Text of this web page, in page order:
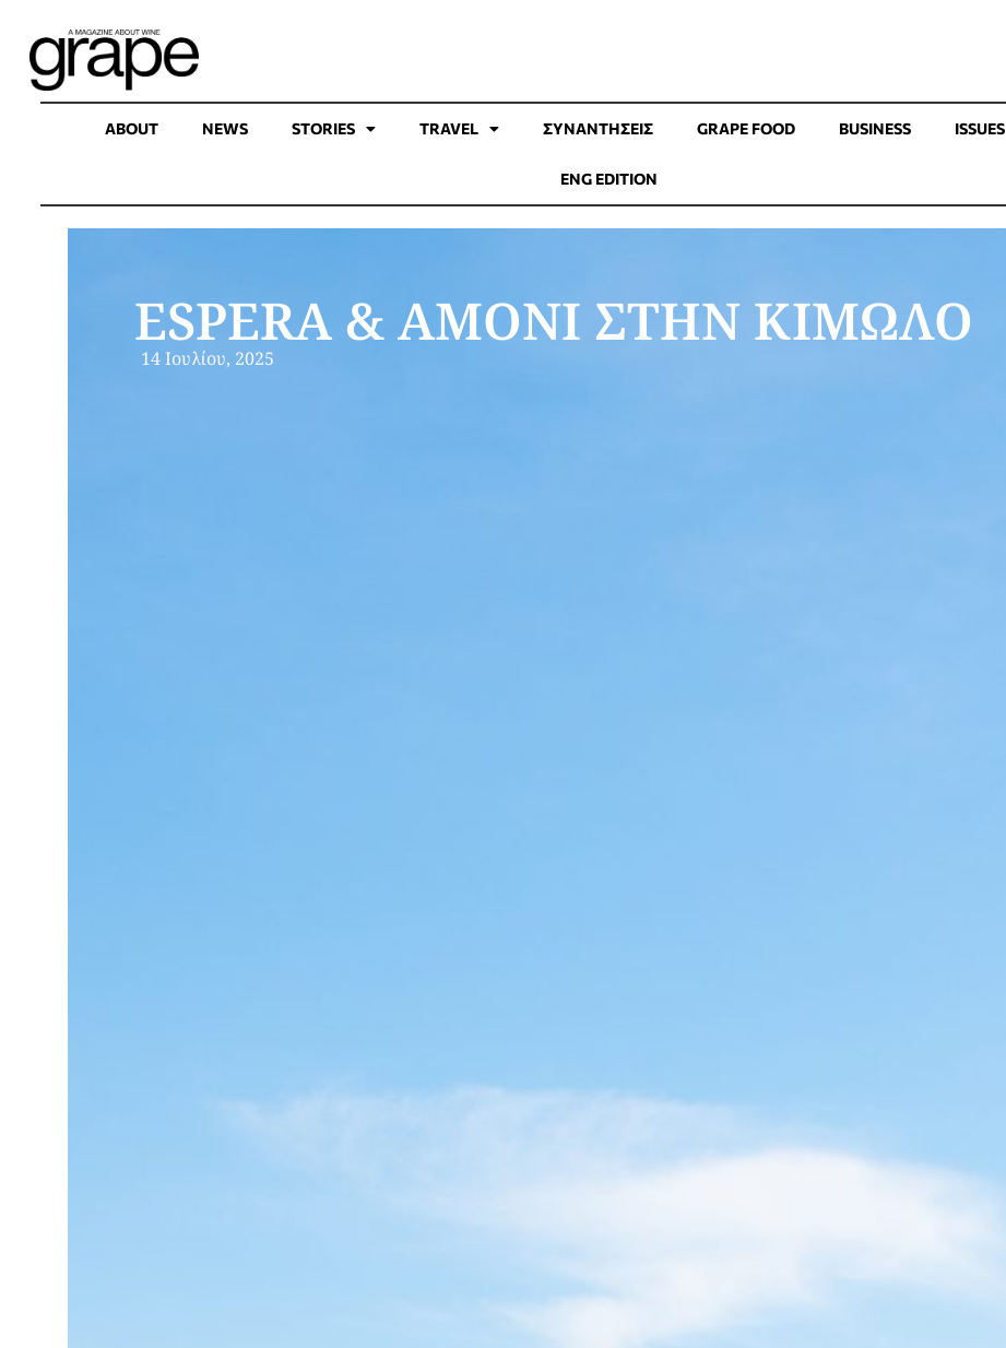
ABOUT NEWS STORIES TRAVEL ΣΥΝΑΝΤΉΣΕΙΣ GRAPE FOOD BUSINESS ISSUES
ENG EDITION
ESPERA & AMONI ΣΤΗΝ ΚΙΜΩΛΟ
14 Ιουλίου, 2025